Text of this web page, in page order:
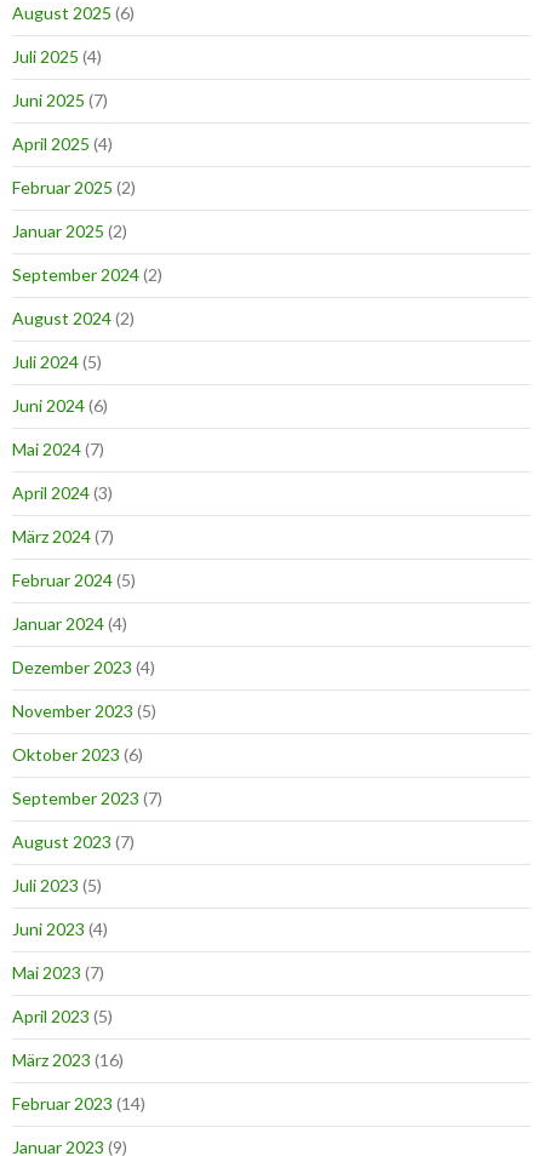
August 2025 (6)
Juli 2025 (4)
Juni 2025 (7)
April 2025 (4)
Februar 2025 (2)
Januar 2025 (2)
September 2024(2)
August 2024(2)
Juli 2024(5)
Juni 2024(6)
Mai 2024(7)
April 2024(3)
März 2024(7)
Februar 2024(5)
Januar 2024(4)
Dezember 2023 (4)
November 2023 (5)
Oktober 2023 (6)
September 2023 (7)
August 2023 (7)
Juli 2023 (5)
Juni 2023 (4)
Mai 2023 (7)
April 2023 (5)
März 2023 (16)
Februar 2023 (14)
Januar 2023 (9)